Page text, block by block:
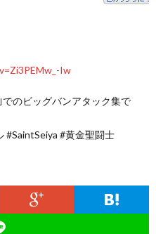
Iw
のビッグバンアタック集で
#SaintSeiya #黄金聖闘士